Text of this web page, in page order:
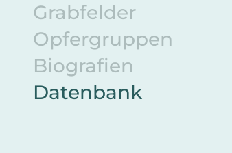
Grabfelder
Opfergruppen
Biografien
Datenbank